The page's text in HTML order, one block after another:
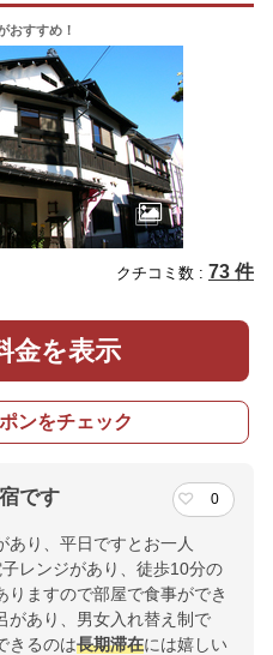
おすすめ！
クチコミ数 : 73 件
金を表示
ンをチェック
です 0
あり、平日ですとお一人
レンジがあり、徒歩10分の
ますので部屋で食事ができ
があり、男女入れ替え制で
きるのは長期滞在には嬉しい